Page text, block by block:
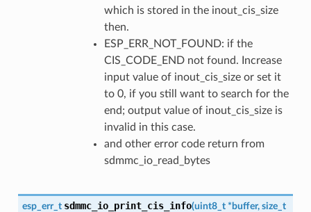
which is stored in the inout_cis_size
then.
ESP_ERR_NOT_FOUND: if the
CIS_CODE_END not found. Increase
input value of inout_cis_size or set it
to 0, if you still want to search for the
end; output value of inout_cis_size is
invalid in this case.
and other error code return from
sdmmc_io_read_bytes
esp_err_t sdmmc_io_print_cis_info(uint8_t * buffer, size_t